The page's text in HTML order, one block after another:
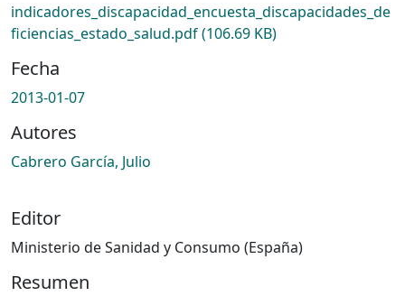
indicadores_discapacidad_encuesta_discapacidades_de
ficiencias_estado_salud.pdf(106.69 KB)
Fecha
2013-01-07
Autores
Cabrero García, Julio
Editor
Ministerio de Sanidad y Consumo (España)
Resumen